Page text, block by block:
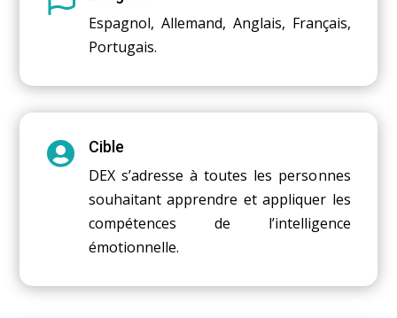
Espagnol, Allemand, Anglais, Français,
Portugais.
 Cible
DEX s’adresse à toutes les personnes
souhaitant apprendre et appliquer les
compétences de l’intelligence
émotionnelle.